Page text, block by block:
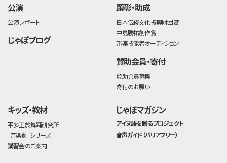
公演
公演レポート
じゃぽブログ
顕彰・助成
日本伝統文化振興財団賞
中島勝祐創作賞
邦楽技能者オーディション
賛助会員・寄付
賛助会員募集
寄付のお願い
キッズ・教材
平多正於舞踊研究所
「音楽劇」シリーズ
講習会のご案内
じゃぽマガジン
アイヌ語を贈るプロジェクト
音声ガイド（バリアフリー）